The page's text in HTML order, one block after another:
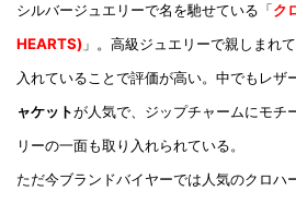
シルバージュエリーで名を馳せている「ク
HEARTS) 」。高級ジュエリーで親しまれ
入れていることで評価が高い。中でもレザ
ャケットが人気で、ジップチャームにモチ
リーの一面も取り入れられている。
ただ今ブランドバイヤーでは人気のクロハ